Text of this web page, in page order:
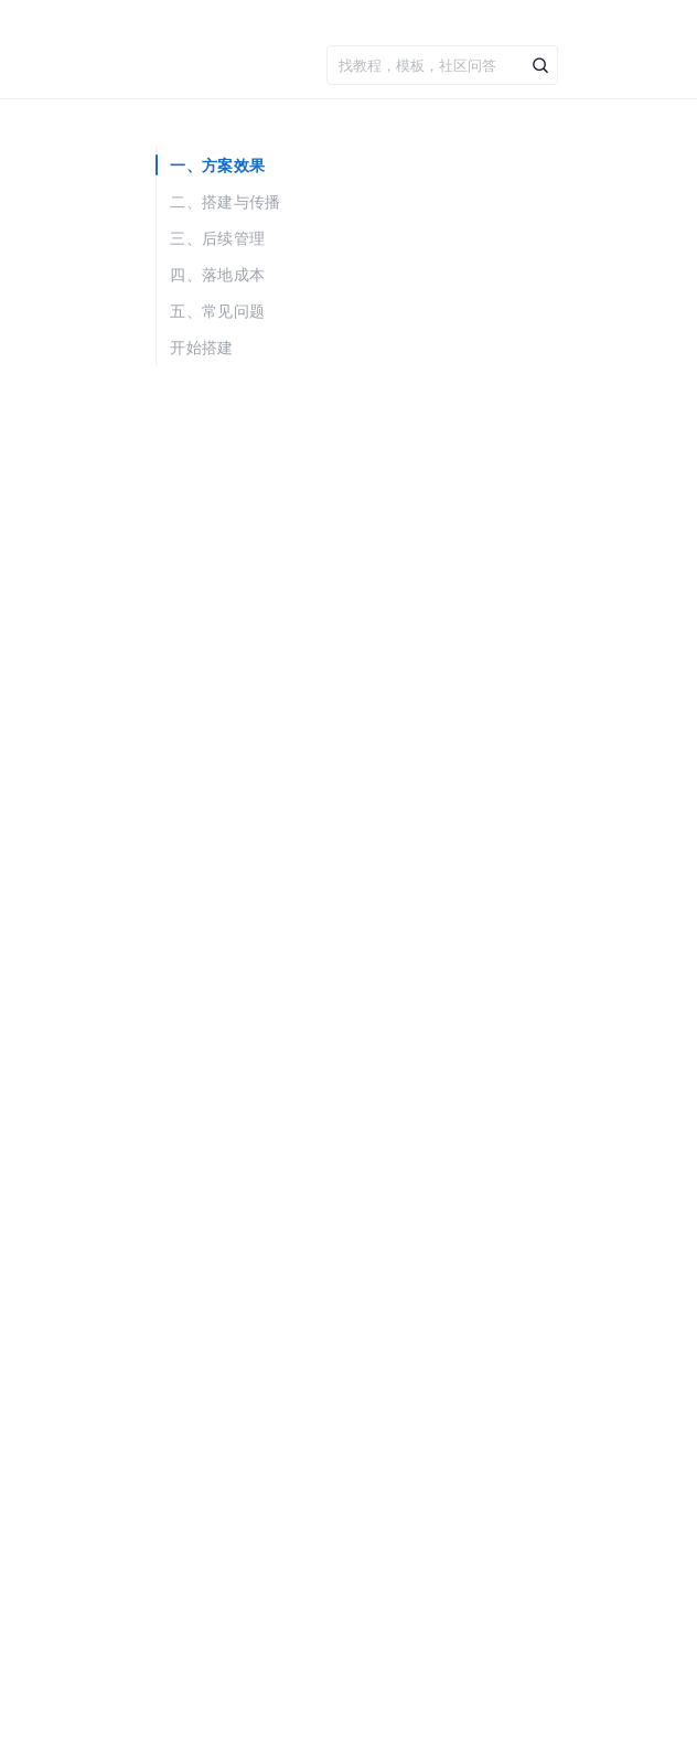
一、方案效果
二、搭建与传播
三、后续管理
四、落地成本
五、常见问题
开始搭建